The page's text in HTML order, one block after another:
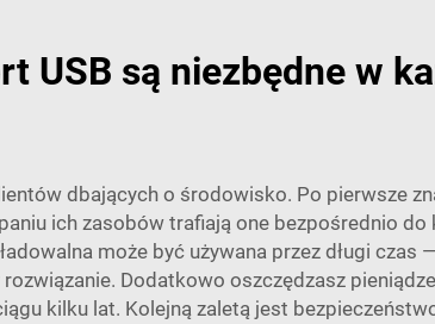
USB są niezbędne w
dbających o środowisko. Po pierwsze
ich zasobów trafiają one bezpośrednio do
może być używana przez długi czas
Dodatkowo oszczędzasz
kilku lat. Kolejną zaletą jest